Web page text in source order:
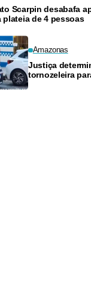
Scarpin desabafa
plateia de 4 pessoas
Amazonas
Justiça
tornozeleira